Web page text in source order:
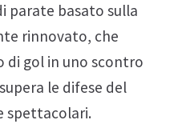
parate basato sulla
rinnovato, che
gol in uno scontro
le difese del
spettacolari.